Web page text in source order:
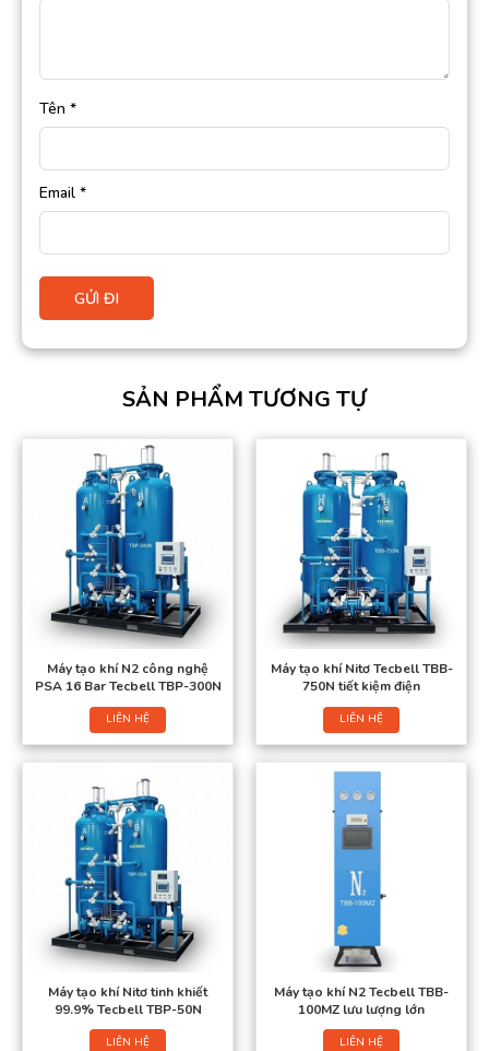
Tên *
Email *
SẢN PHẨM TƯƠNG TỰ
Máy tạo khí N2 công nghệ
PSA 16 Bar Tecbell TBP-300N
LIÊN HỆ
Máy tạo khí Nitơ Tecbell TBB-
750N tiết kiệm điện
LIÊN HỆ
Máy tạo khí Nitơ tinh khiết
99.9% Tecbell TBP-50N
LIÊN HỆ
Máy tạo khí N2 Tecbell TBB-
100MZ lưu lượng lớn
LIÊN HỆ